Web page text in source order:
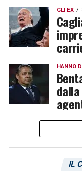
GLI EX
HANNO
IL